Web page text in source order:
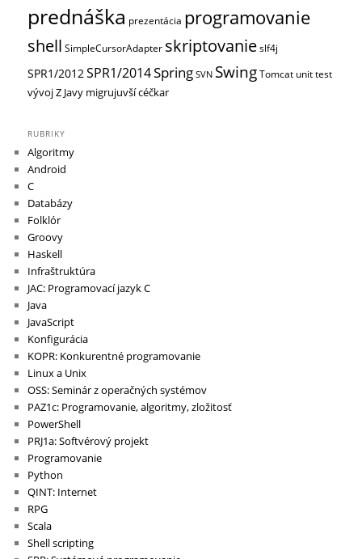
prednáška prezentácia programovanie
shell SimpleCursorAdapter skriptovanieslf4j
SPR1/2012SPR1/2014Spring SVN SwingTomcat unit test
vývojZ Javy migrujuvší céčkar
RUBRIKY
Algoritmy
Android
C
Databázy
Folklór
Groovy
Haskell
Infraštruktúra
JAC: Programovací jazyk C
Java
JavaScript
Konfigurácia
KOPR: Konkurentné programovanie
Linux a Unix
OSS: Seminár z operačných systémov
PAZ1c: Programovanie, algoritmy, zložitosť
PowerShell
PRJ1a: Softvérový projekt
Programovanie
Python
QINT: Internet
RPG
Scala
Shell scripting